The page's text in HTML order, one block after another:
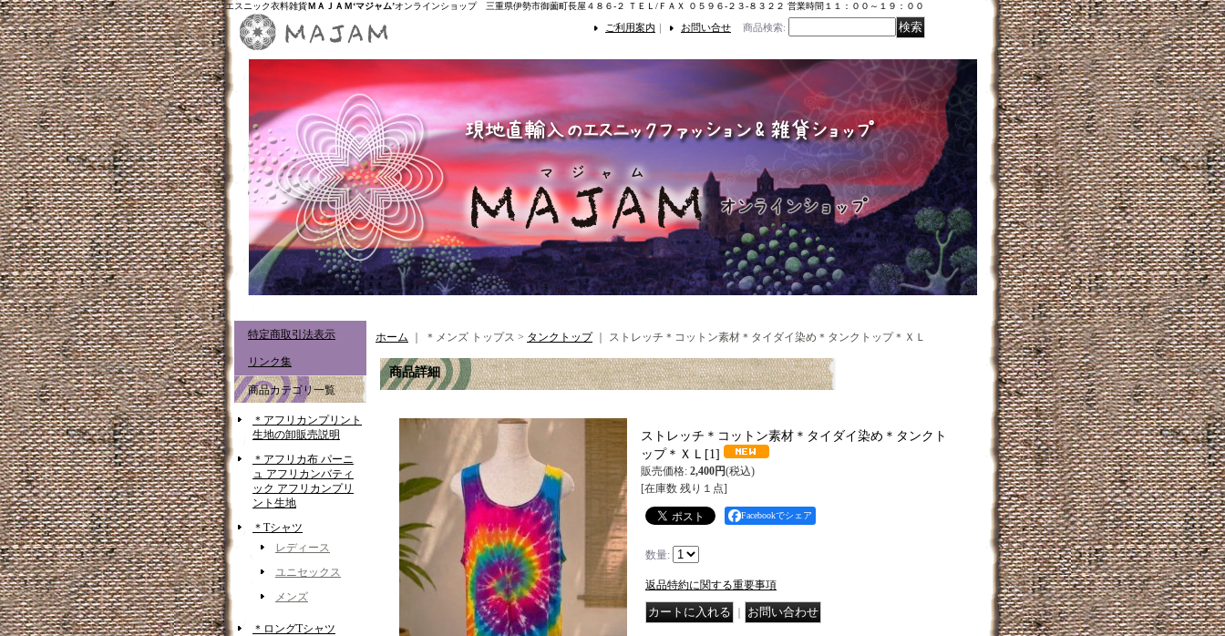
エスニック衣料雑貨ＭＡＪＡＭ‘マジャム’オンラインショップ 三重県伊勢市御薗町長屋４８６-２ ＴＥＬ/ＦＡＸ ０５９６-２３-８３２２ 営業時間１１：００～１９：００
ご利用案内 ｜ お問い合せ 商品検索:
特定商取引法表示
リンク集
商品カテゴリ一覧
＊アフリカンプリント
生地の卸販売説明
＊アフリカ布 パーニ
ュ アフリカンバティ
ック アフリカンプリ
ント生地
＊Tシャツ
レディース
ユニセックス
メンズ
＊ロングTシャツ
ホーム ｜ ＊メンズ トップス > タンクトップ｜ ストレッチ＊コットン素材＊タイダイ染め＊タンクトップ＊ＸＬ
商品詳細
ストレッチ＊コットン素材＊タイダイ染め＊タンクト
ップ＊ＸＬ [1]
販売価格: 2,400円(税込)
[在庫数 残り１点]
Facebookでシェア
数量:
返品特約に関する重要事項